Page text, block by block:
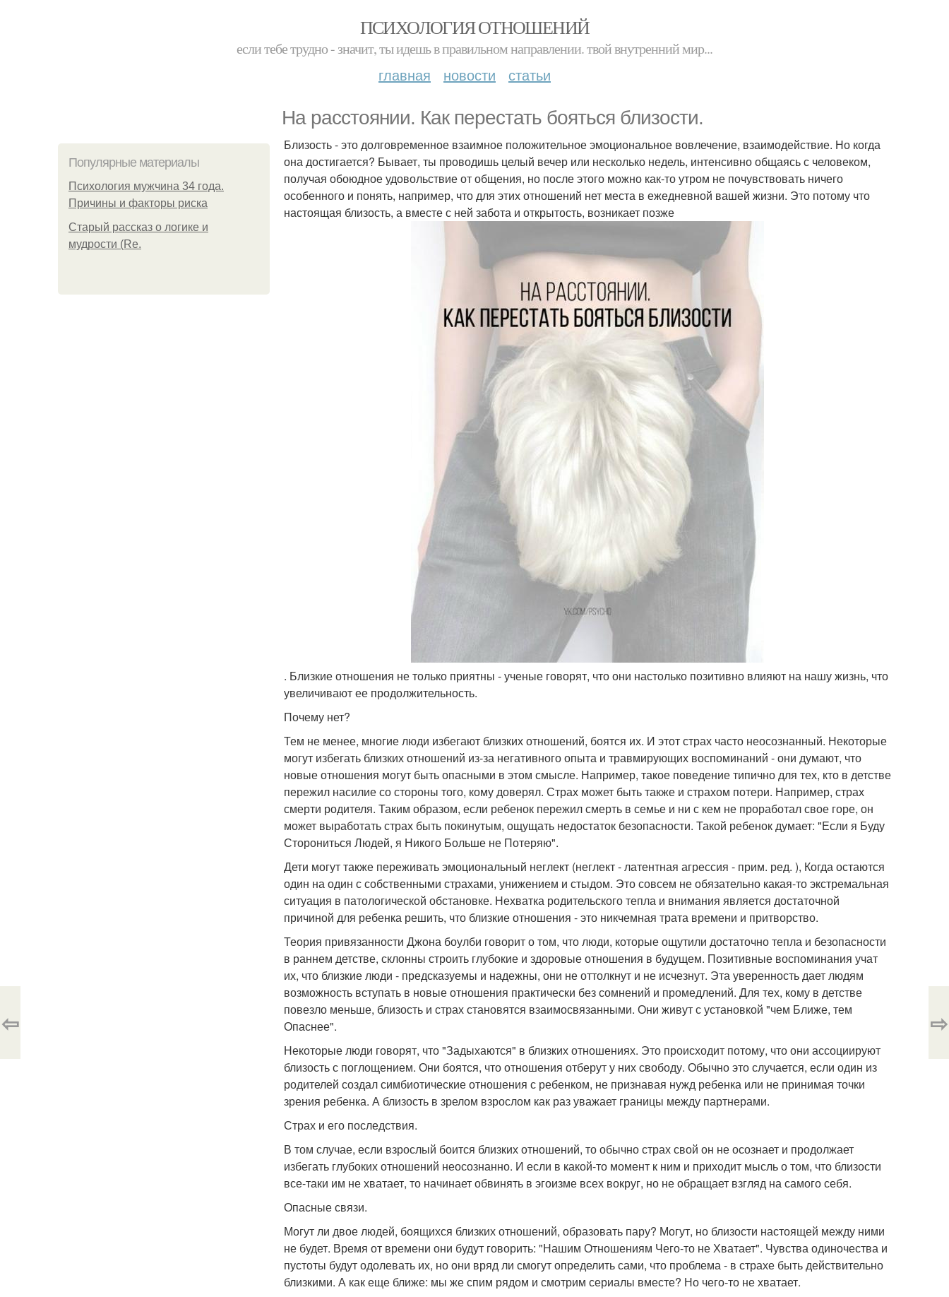
ПСИХОЛОГИЯ ОТНОШЕНИЙ
если тебе трудно - значит, ты идешь в правильном направлении. твой внутренний мир...
главная новости статьи
На расстоянии. Как перестать бояться близости.
Популярные материалы
Психология мужчина 34 года.
Причины и факторы риска
Старый рассказ о логике и
мудрости (Re.
Близость - это долговременное взаимное положительное эмоциональное вовлечение, взаимодействие. Но когда
она достигается? Бывает, ты проводишь целый вечер или несколько недель, интенсивно общаясь с человеком,
получая обоюдное удовольствие от общения, но после этого можно как-то утром не почувствовать ничего
особенного и понять, например, что для этих отношений нет места в ежедневной вашей жизни. Это потому что
настоящая близость, а вместе с ней забота и открытость, возникает позже
. Близкие отношения не только приятны - ученые говорят, что они настолько позитивно влияют на нашу жизнь, что
увеличивают ее продолжительность.
Почему нет?
Тем не менее, многие люди избегают близких отношений, боятся их. И этот страх часто неосознанный. Некоторые
могут избегать близких отношений из-за негативного опыта и травмирующих воспоминаний - они думают, что
новые отношения могут быть опасными в этом смысле. Например, такое поведение типично для тех, кто в детстве
пережил насилие со стороны того, кому доверял. Страх может быть также и страхом потери. Например, страх
смерти родителя. Таким образом, если ребенок пережил смерть в семье и ни с кем не проработал свое горе, он
может выработать страх быть покинутым, ощущать недостаток безопасности. Такой ребенок думает: "Если я Буду
Сторониться Людей, я Никого Больше не Потеряю".
Дети могут также переживать эмоциональный неглект (неглект - латентная агрессия - прим. ред. ), Когда остаются
один на один с собственными страхами, унижением и стыдом. Это совсем не обязательно какая-то экстремальная
ситуация в патологической обстановке. Нехватка родительского тепла и внимания является достаточной
причиной для ребенка решить, что близкие отношения - это никчемная трата времени и притворство.
Теория привязанности Джона боулби говорит о том, что люди, которые ощутили достаточно тепла и безопасности
в раннем детстве, склонны строить глубокие и здоровые отношения в будущем. Позитивные воспоминания учат
их, что близкие люди - предсказуемы и надежны, они не оттолкнут и не исчезнут. Эта уверенность дает людям
возможность вступать в новые отношения практически без сомнений и промедлений. Для тех, кому в детстве
повезло меньше, близость и страх становятся взаимосвязанными. Они живут с установкой "чем Ближе, тем
Опаснее".
Некоторые люди говорят, что "Задыхаются" в близких отношениях. Это происходит потому, что они ассоциируют
близость с поглощением. Они боятся, что отношения отберут у них свободу. Обычно это случается, если один из
родителей создал симбиотические отношения с ребенком, не признавая нужд ребенка или не принимая точки
зрения ребенка. А близость в зрелом взрослом как раз уважает границы между партнерами.
Страх и его последствия.
В том случае, если взрослый боится близких отношений, то обычно страх свой он не осознает и продолжает
избегать глубоких отношений неосознанно. И если в какой-то момент к ним и приходит мысль о том, что близости
все-таки им не хватает, то начинает обвинять в эгоизме всех вокруг, но не обращает взгляд на самого себя.
Опасные связи.
Могут ли двое людей, боящихся близких отношений, образовать пару? Могут, но близости настоящей между ними
не будет. Время от времени они будут говорить: "Нашим Отношениям Чего-то не Хватает". Чувства одиночества и
пустоты будут одолевать их, но они вряд ли смогут определить сами, что проблема - в страхе быть действительно
близкими. А как еще ближе: мы же спим рядом и смотрим сериалы вместе? Но чего-то не хватает.
⇦ ⇨